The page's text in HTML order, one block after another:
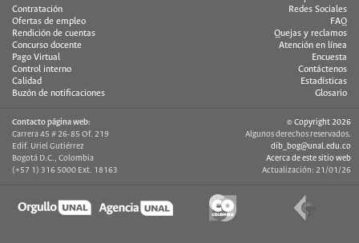
Contratación
Ofertas de empleo
Rendición de cuentas
Concurso docente
Pago Virtual
Control interno
Calidad
Buzón de notificaciones
Redes Sociales
FAQ
Quejas y reclamos
Atención en línea
Encuesta
Contáctenos
Estadísticas
Glosario
Contacto página web:
Carrera 45 # 26-85 Of. 219
Edif. Uriel Gutiérrez
Bogotá D.C., Colombia
(+57 1) 316 5000 Ext. 18163
© Copyright 2026
Algunos derechos reservados.
dib_bog@unal.edu.co
Acerca de este sitio web
Actualización: 21/01/26